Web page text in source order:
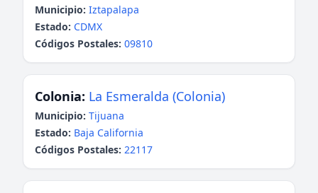
Municipio: Iztapalapa
Estado: CDMX
Códigos Postales: 09810
Colonia: La Esmeralda (Colonia)
Municipio: Tijuana
Estado: Baja California
Códigos Postales: 22117